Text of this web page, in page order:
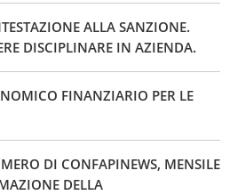
ALLA SANZIONE.
DISCIPLINARE IN AZIENDA.
FINANZIARIO PER LE
DI CONFAPINEWS, MENSILE
DELLA